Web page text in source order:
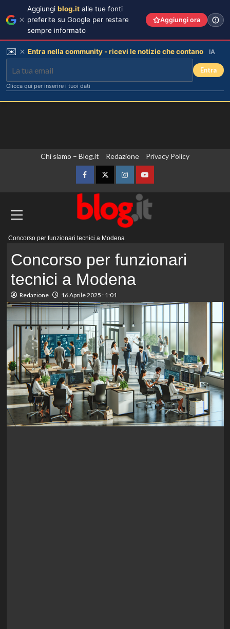
Chi siamo – Blog.it Redazione Privacy Policy
FacebookTwitterInstagramYouTube
Concorso per funzionari tecnici a Modena
Concorso per funzionari
tecnici a Modena
Redazione 16 Aprile 2025 : 1:01
Aggiungi blog.it alle tue fonti
preferite su Google per restare
sempre informato
Aggiungi ora
✉️ Entra nella community - ricevi le notizie che contano IA
Entra
Clicca qui per inserire i tuoi dati